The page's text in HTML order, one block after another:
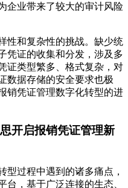
企业带来了较大的审计风险
性和复杂性的挑战。缺少统
凭证的收集和分发，涉及多
证类型繁多、格式复杂，对
数据存储的安全要求也极
销凭证管理数字化转型的进
开启报销凭证管理新
型过程中遇到的诸多痛点，
台，基于广泛连接的生态、